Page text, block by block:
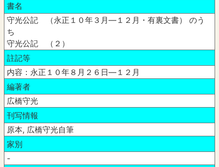
書名
守光公記 （永正１０年３月―１２月・有裏文書） のう
ち
守光公記 （２）
註記等
内容：永正１０年８月２６日―１２月
編著者
広橋守光
刊写情報
原本, 広橋守光自筆
家別
-